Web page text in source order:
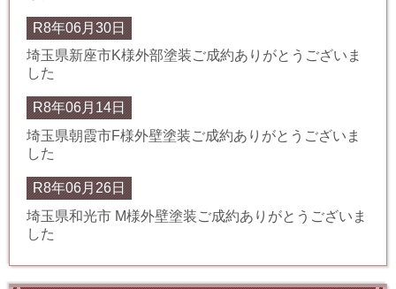
R8年06月30日
埼玉県新座市K様外部塗装ご成約ありがとうございま
した
R8年06月14日
埼玉県朝霞市F様外壁塗装ご成約ありがとうございま
した
R8年06月26日
埼玉県和光市 M様外壁塗装ご成約ありがとうございま
した